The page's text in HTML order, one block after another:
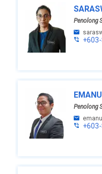
Penolong
Penolong